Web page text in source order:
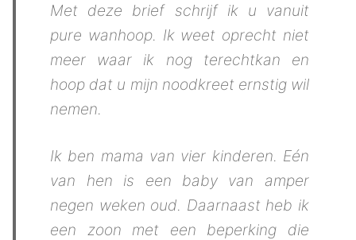
Met deze brief schrijf ik u vanuit
pure wanhoop. Ik weet oprecht niet
meer waar ik nog terechtkan en
hoop dat u mijn noodkreet ernstig wil
nemen.
Ik ben mama van vier kinderen. Eén
van hen is een baby van amper
negen weken oud. Daarnaast heb ik
een zoon met een beperking die